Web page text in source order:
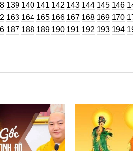
Trang
139 Trang
140 Trang
141 Trang
142 Trang
143 Trang
144 Trang
145 Trang
146
Trang
163 Trang
164 Trang
165 Trang
166 Trang
167 Trang
168 Trang
169 Trang
170
Trang
187 Trang
188 Trang
189 Trang
190 Trang
191 Trang
192 Trang
193 Trang
194